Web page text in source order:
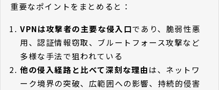
重要なポイントをまとめると：
VPNは攻撃者の主要な侵入口であり、脆弱性悪
用、認証情報窃取、ブルートフォース攻撃など
多様な手法で狙われている
他の侵入経路と比べて深刻な理由は、ネットワ
ーク境界の突破、広範囲への影響、持続的侵害